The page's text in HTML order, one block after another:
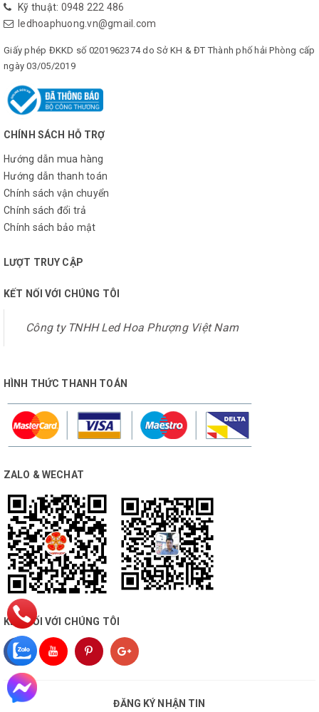
Kỹ thuật: 0948 222 486
ledhoaphuong.vn@gmail.com
Giấy phép ĐKKD số 0201962374 do Sở KH & ĐT Thành phố hải Phòng cấp
ngày 03/05/2019
CHÍNH SÁCH HỖ TRỢ
Hướng dẫn mua hàng
Hướng dẫn thanh toán
Chính sách vận chuyển
Chính sách đổi trả
Chính sách bảo mật
LƯỢT TRUY CẬP
KẾT NỐI VỚI CHÚNG TÔI
Công ty TNHH Led Hoa Phượng Việt Nam
HÌNH THỨC THANH TOÁN
ZALO & WECHAT
KẾT NỐI VỚI CHÚNG TÔI
ĐĂNG KÝ NHẬN TIN